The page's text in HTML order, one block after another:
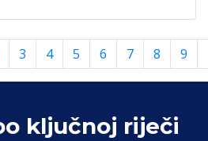
3 4 5 6 7 8 9
ključnoj riječi